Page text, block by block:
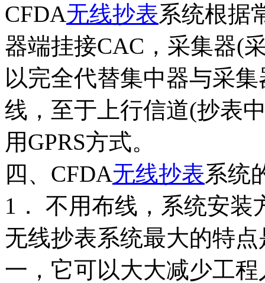
CFDA无线抄表系统根据
器端挂接CAC，采集器(
以完全代替集中器与采
线，至于上行信道(抄表
用GPRS方式。
四、CFDA无线抄表系统
1． 不用布线，系统安装
无线抄表系统最大的特
一，它可以大大减少工